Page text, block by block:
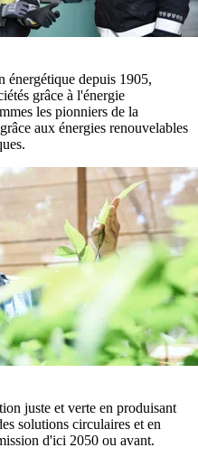
énergétique depuis 1905,
grâce à l'énergie
les pionniers de la
aux énergies renouvelables
juste et verte en produisant
solutions circulaires et en
d'ici 2050 ou avant.